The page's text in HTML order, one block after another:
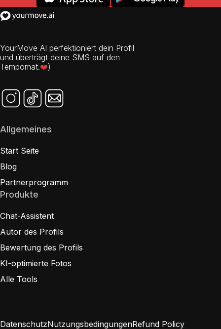
Allgemeines
Start Seite
Blog
Partnerprogramm
Produkte
Chat-Assistent
Autor des Profils
Bewertung des Profils
KI-optimierte Fotos
Alle Tools
YourMove AI perfektioniert dein Profil
und überträgt deine SMS auf den
Tempomat.❤️)
DatenschutzNutzungsbedingungenRefund Policy